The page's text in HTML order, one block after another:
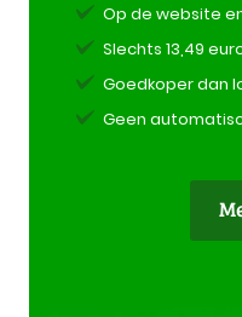
Op de website
Slechts 13,49
Goedkoper dan
Geen